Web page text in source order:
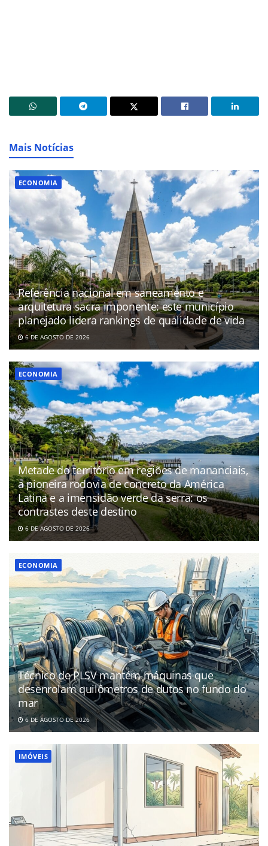
Mais Notícias
ECONOMIA
Referência nacional em saneamento e
arquitetura sacra imponente: este município
planejado lidera rankings de qualidade de vida
6 DE AGOSTO DE 2026
ECONOMIA
Metade do território em regiões de mananciais,
a pioneira rodovia de concreto da América
Latina e a imensidão verde da serra: os
contrastes deste destino
6 DE AGOSTO DE 2026
ECONOMIA
Técnico de PLSV mantém máquinas que
desenrolam quilômetros de dutos no fundo do
mar
6 DE AGOSTO DE 2026
IMÓVEIS